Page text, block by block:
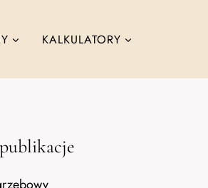
KALKULATORY